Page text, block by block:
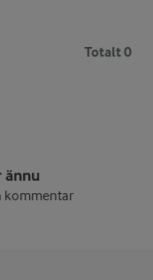
Totalt 0
ännu
kommentar